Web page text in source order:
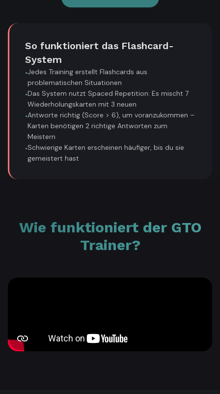
So funktioniert das Flashcard-
System
•Jedes Training erstellt Flashcards aus
problematischen Situationen
•Das System nutzt Spaced Repetition: Es mischt 7
Wiederholungskarten mit 3 neuen
•Antworte richtig (Score > 6), um voranzukommen –
Karten benötigen 2 richtige Antworten zum
Meistern
•Schwierige Karten erscheinen häufiger, bis du sie
gemeistert hast
Wie funktioniert der GTO
Trainer?